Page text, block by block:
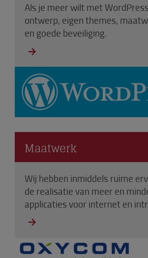
Als je meer wilt met
ontwerp, eigen themes,
en goede beveiliging.
Maatwerk
Wij hebben inmiddels ruime
de realisatie van meer en
applicaties voor internet en